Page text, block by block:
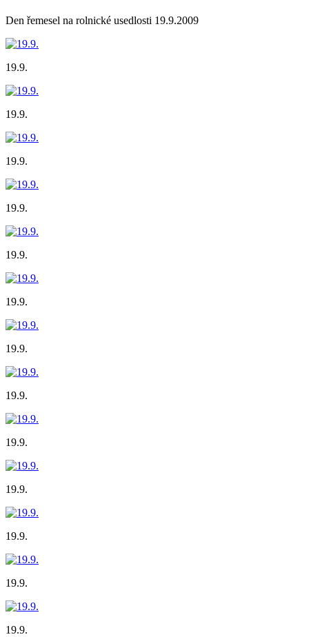
Den řemesel na rolnické usedlosti 19.9.2009
19.9.
19.9.
19.9.
19.9.
19.9.
19.9.
19.9.
19.9.
19.9.
19.9.
19.9.
19.9.
19.9.